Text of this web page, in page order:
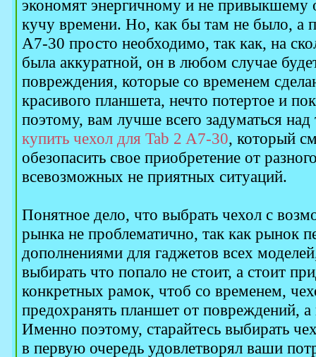
экономят энергичному и не привыкшему
кучу времени. Но, как бы там не было, а
A7-30 просто необходимо, так как, на
была аккуратной, он в любом случае
повреждения, которые со временем
красивого планшета, нечто потертое и
поэтому, вам лучше всего задуматься над
купить чехол для Tab 2 A7-30, который
обезопасить свое приобретение от
всевозможных не приятных ситуаций.
Понятное дело, что выбрать чехол с
рынка не проблематично, так как рынок
дополнениями для гаджетов всех
выбирать что попало не стоит, а стоит
конкретных рамок, чтоб со временем,
предохранять планшет от повреждений, а
Именно поэтому, старайтесь выбирать
в первую очередь удовлетворял ваши